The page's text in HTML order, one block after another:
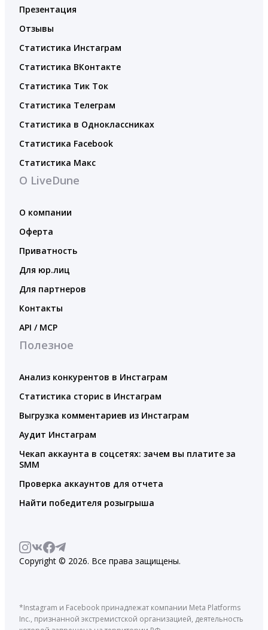
Презентация
Отзывы
Статистика Инстаграм
Статистика ВКонтакте
Статистика Тик Ток
Статистика Телеграм
Статистика в Одноклассниках
Статистика Facebook
Статистика Макс
О LiveDune
О компании
Оферта
Приватность
Для юр.лиц
Для партнеров
Контакты
API / MCP
Полезное
Анализ конкурентов в Инстаграм
Статистика сторис в Инстаграм
Выгрузка комментариев из Инстаграм
Аудит Инстаграм
Чекап аккаунта в соцсетях: зачем вы платите за
SMM
Проверка аккаунтов для отчета
Найти победителя розыгрыша
Copyright © 2026. Все права защищены.
*Instagram и Facebook принадлежат компании Meta Platforms
Inc., признанной экстремистской организацией, деятельность